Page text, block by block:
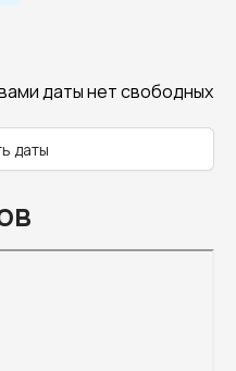
даты нет свободных
даты